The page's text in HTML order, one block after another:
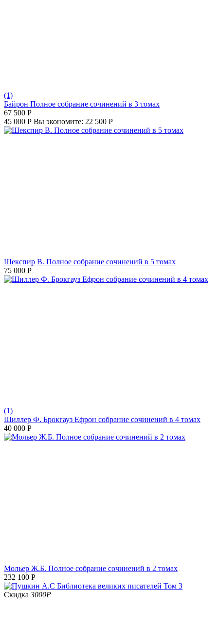
(1)
Байрон Полное собрание сочинений в 3 томах
67 500 Р
45 000 Р Вы экономите: 22 500 Р
Шекспир В. Полное собрание сочинений в 5 томах
75 000 Р
(1)
Шиллер Ф. Брокгауз Ефрон собрание сочинений в 4 томах
40 000 Р
Мольер Ж.Б. Полное собрание сочинений в 2 томах
232 100 Р
Скидка 3000Р